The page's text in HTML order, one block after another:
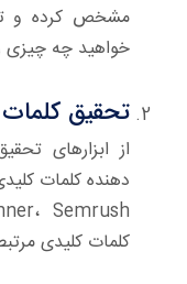
مشخص کرده و
خواهید چه چیزی
تحقیق
از ابزارهای
کلمات کلیدی